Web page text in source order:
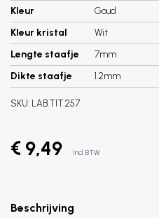
Kleur
Goud
Kleur kristal
Wit
Lengte staafje
7mm
Dikte staafje
1.2mm
SKU: LAB.TIT.257
€ 9,49 Incl. BTW
Beschrijving